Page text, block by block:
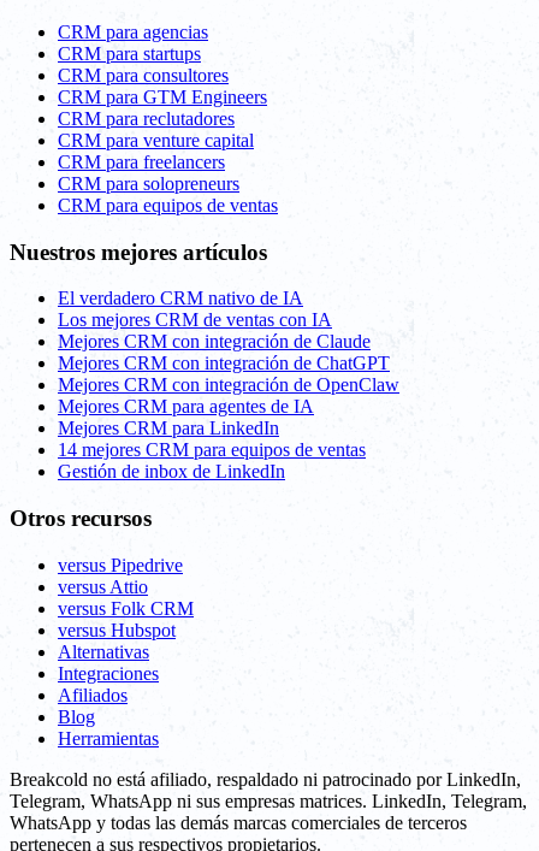
CRM para agencias
CRM para startups
CRM para consultores
CRM para GTM Engineers
CRM para reclutadores
CRM para venture capital
CRM para freelancers
CRM para solopreneurs
CRM para equipos de ventas
Nuestros mejores artículos
El verdadero CRM nativo de IA
Los mejores CRM de ventas con IA
Mejores CRM con integración de Claude
Mejores CRM con integración de ChatGPT
Mejores CRM con integración de OpenClaw
Mejores CRM para agentes de IA
Mejores CRM para LinkedIn
14 mejores CRM para equipos de ventas
Gestión de inbox de LinkedIn
Otros recursos
versus Pipedrive
versus Attio
versus Folk CRM
versus Hubspot
Alternativas
Integraciones
Afiliados
Blog
Herramientas
Breakcold no está afiliado, respaldado ni patrocinado por LinkedIn,
Telegram, WhatsApp ni sus empresas matrices. LinkedIn, Telegram,
WhatsApp y todas las demás marcas comerciales de terceros
pertenecen a sus respectivos propietarios.